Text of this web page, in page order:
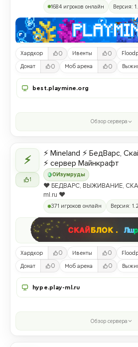
1684 игроков онлайн Версия:
Хардкор 0 Ивенты 0
Донат 0 Моб арена 0
best.playmine.org
Обзор сервера
⚡
1
0 Изумруды
⚡ Mineland ⚡ БедВарс,
⚡ сервер Майнкрафт
❤️ БЕДВАРС, ВЫЖИВАНИЕ,
ml.ru ❤️
371 игроков онлайн Версия:
Хардкор 0 Ивенты 0
Донат 0 Моб арена 0
hype.play-ml.ru
Обзор сервера